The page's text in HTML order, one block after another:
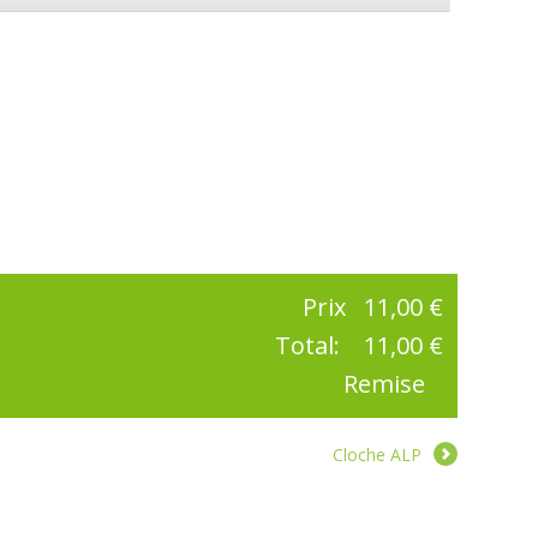
Prix
11,00 €
Total:
11,00 €
Remise
Cloche ALP